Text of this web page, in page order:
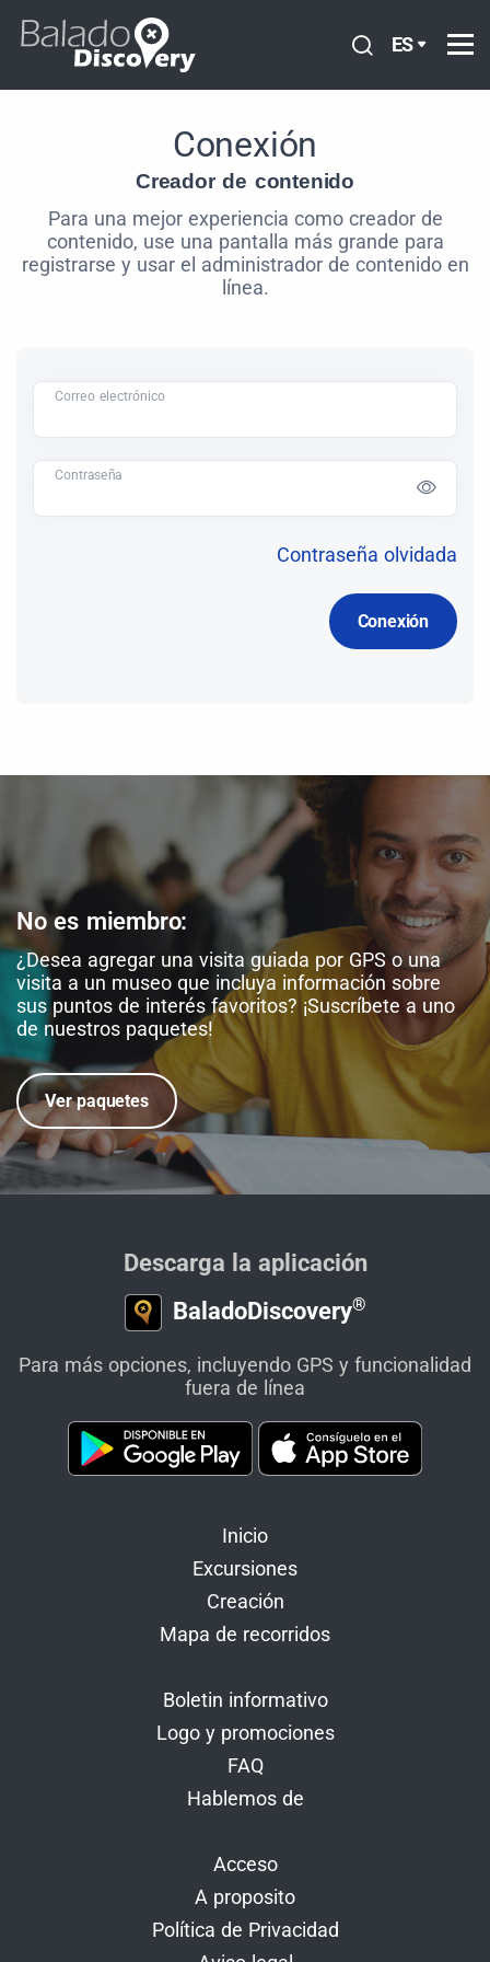
ES
Conexión
Creador de contenido
Para una mejor experiencia como creador de
contenido, use una pantalla más grande para
registrarse y usar el administrador de contenido en
línea.
Correo electrónico
Contraseña
Contraseña olvidada
No es miembro:
¿Desea agregar una visita guiada por GPS o una
visita a un museo que incluya información sobre
sus puntos de interés favoritos? ¡Suscríbete a uno
de nuestros paquetes!
Ver paquetes
Descarga la aplicación
BaladoDiscovery®
Para más opciones, incluyendo GPS y funcionalidad
fuera de línea
Inicio
Excursiones
Creación
Mapa de recorridos
Boletin informativo
Logo y promociones
FAQ
Hablemos de
Acceso
A proposito
Política de Privacidad